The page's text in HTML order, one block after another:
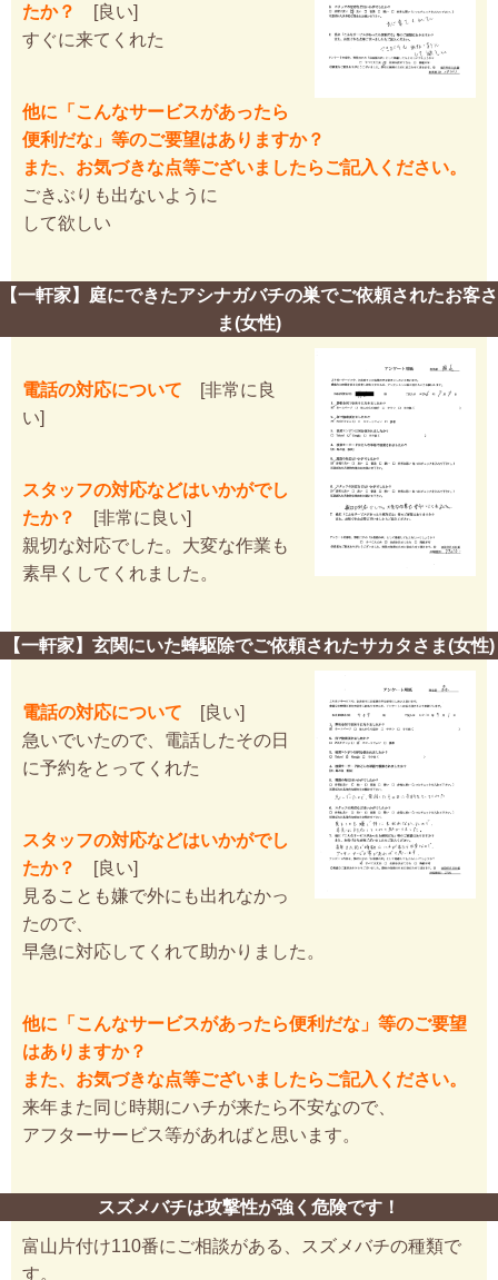
たか？
[良い]
すぐに来てくれた
他に「こんなサービスがあったら
便利だな」等のご要望はありますか？
また、お気づきな点等ございましたらご記入ください。
ごきぶりも出ないように
して欲しい
【一軒家】庭にできたアシナガバチの巣でご依頼されたお客さ
ま(女性)
電話の対応について [非常に良
い]
スタッフの対応などはいかがでし
たか？
[非常に良い]
親切な対応でした。大変な作業も
素早くしてくれました。
【一軒家】玄関にいた蜂駆除でご依頼されたサカタさま(女性)
電話の対応について [良い]
急いでいたので、電話したその日
に予約をとってくれた
スタッフの対応などはいかがでし
たか？
[良い]
見ることも嫌で外にも出れなかっ
たので、
早急に対応してくれて助かりました。
他に「こんなサービスがあったら便利だな」等のご要望
はありますか？
また、お気づきな点等ございましたらご記入ください。
来年また同じ時期にハチが来たら不安なので、
アフターサービス等があればと思います。
スズメバチは攻撃性が強く危険です！
富山片付け110番にご相談がある、スズメバチの種類で
す。